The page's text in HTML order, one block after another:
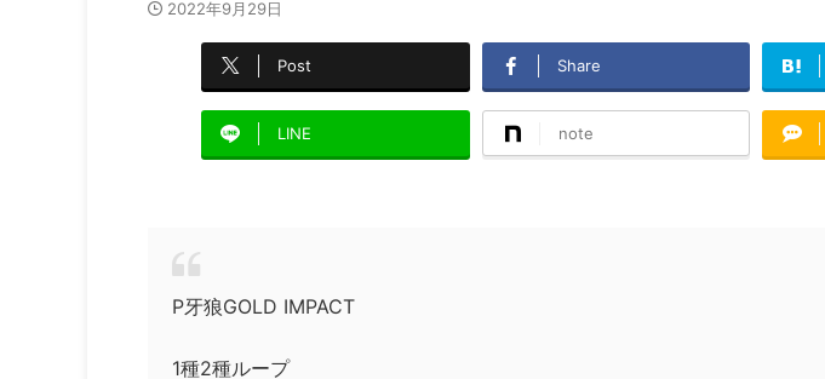
2022年9月29日
Post Share
LINE note
P牙狼GOLD IMPACT
1種2種ループ